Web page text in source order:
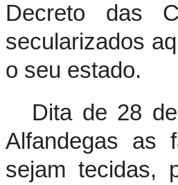
Decreto das
secularizados
o seu estado.
Dita de 28
Alfandegas as
sejam tecidas,